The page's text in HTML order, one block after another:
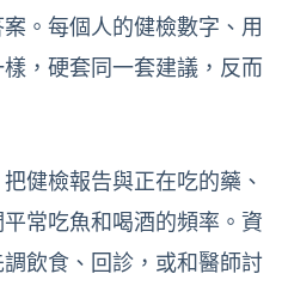
。每個人的健檢數字、用
，硬套同一套建議，反而
健檢報告與正在吃的藥、
常吃魚和喝酒的頻率。資
飲食、回診，或和醫師討